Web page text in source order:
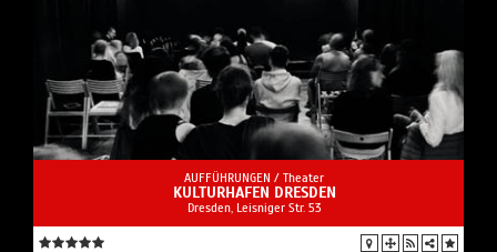
AUFFÜHRUNGEN / Theater
KULTURHAFEN DRESDEN
Dresden, Leisniger Str. 53